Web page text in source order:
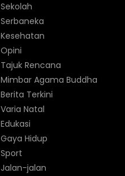
Sekolah
Serbaneka
Kesehatan
Opini
Tajuk Rencana
Mimbar Agama Buddha
Berita Terkini
Varia Natal
Edukasi
Gaya Hidup
Sport
Jalan-jalan